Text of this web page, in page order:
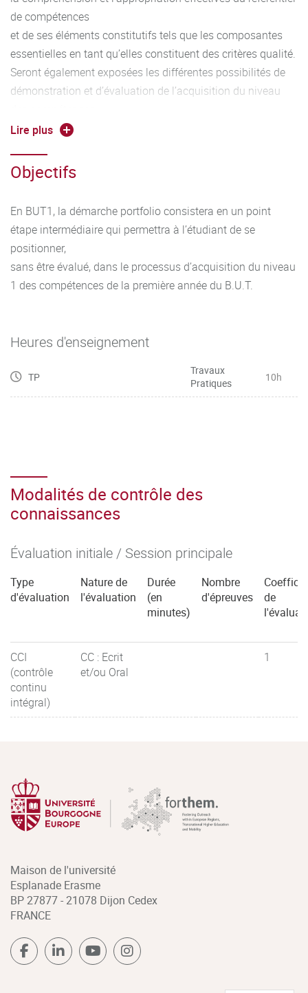
de compétences
et de ses éléments constitutifs tels que les composantes
essentielles en tant qu’elles constituent des critères qualité.
Seront également exposées les différentes possibilités de
démonstration et d’évaluation de l’acquisition du niveau
ciblé en première année par la mobilisation notamment
permettre à l’étudiant d’engager une démarche d’auto-
positionnement et d’auto-évaluation.
Lire plus
Objectifs
En BUT1, la démarche portfolio consistera en un point
étape intermédiaire qui permettra à l’étudiant de se
positionner,
sans être évalué, dans le processus d’acquisition du niveau
1 des compétences de la première année du B.U.T.
Heures d'enseignement
TP
Travaux
Pratiques
10h
Modalités de contrôle des
connaissances
Évaluation initiale / Session principale
Type
d'évaluation
Nature de
l'évaluation
Durée
(en
minutes)
Nombre
d'épreuves
de
CCI
(contrôle
continu
intégral)
CC : Ecrit
et/ou Oral
1
Maison de l'université
Esplanade Erasme
BP 27877 - 21078 Dijon Cedex
FRANCE